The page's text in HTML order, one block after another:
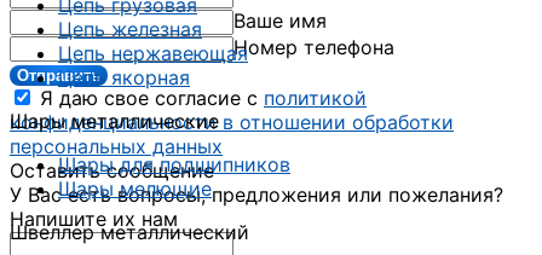
Цепь грузовая
Цепь железная
Цепь нержавеющая
Цепь якорная
Шары металлические
Шары для подшипников
Шары мелющие
Швеллер металлический
Ваше имя
Номер телефона
Отправить
Я даю свое согласие с политикой
конфиденциальности в отношении обработки
персональных данных
Оставить сообщение
У Вас есть вопросы, предложения или пожелания?
Напишите их нам